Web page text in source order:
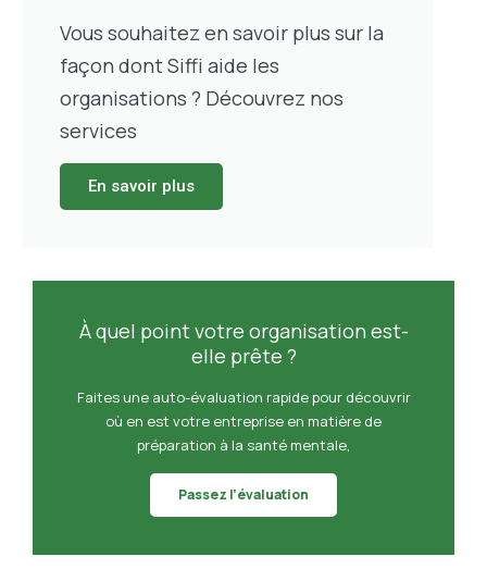
Vous souhaitez en savoir plus sur la
façon dont Siffi aide les
organisations ? Découvrez nos
services
En savoir plus
À quel point votre organisation est-
elle prête ?
Faites une auto-évaluation rapide pour découvrir
où en est votre entreprise en matière de
préparation à la santé mentale,
Passez l’évaluation